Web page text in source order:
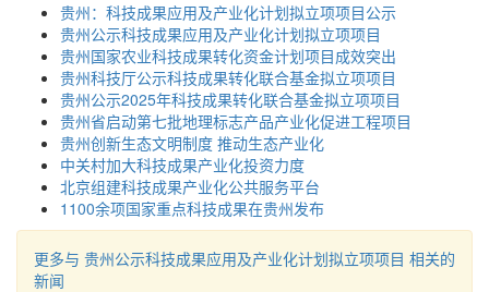
贵州：科技成果应用及产业化计划拟立项项目公示
贵州公示科技成果应用及产业化计划拟立项项目
贵州国家农业科技成果转化资金计划项目成效突出
贵州科技厅公示科技成果转化联合基金拟立项项目
贵州公示2025年科技成果转化联合基金拟立项项目
贵州省启动第七批地理标志产品产业化促进工程项目
贵州创新生态文明制度 推动生态产业化
中关村加大科技成果产业化投资力度
北京组建科技成果产业化公共服务平台
1100余项国家重点科技成果在贵州发布
更多与 贵州公示科技成果应用及产业化计划拟立项项目 相关的
新闻